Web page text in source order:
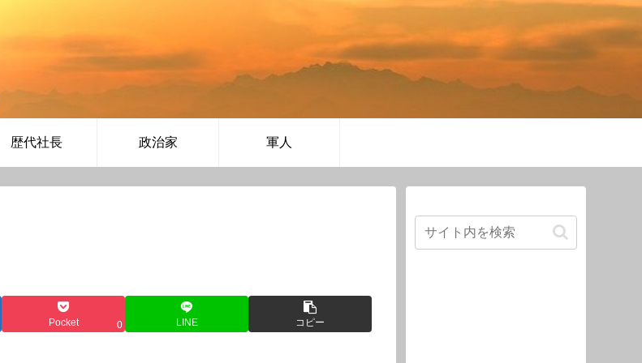
歴代社長 政治家 軍人
Pocket 0 LINE コピー